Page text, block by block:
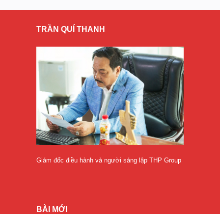
TRẦN QUÍ THANH
Giám đốc điều hành và người sáng lập THP Group
BÀI MỚI